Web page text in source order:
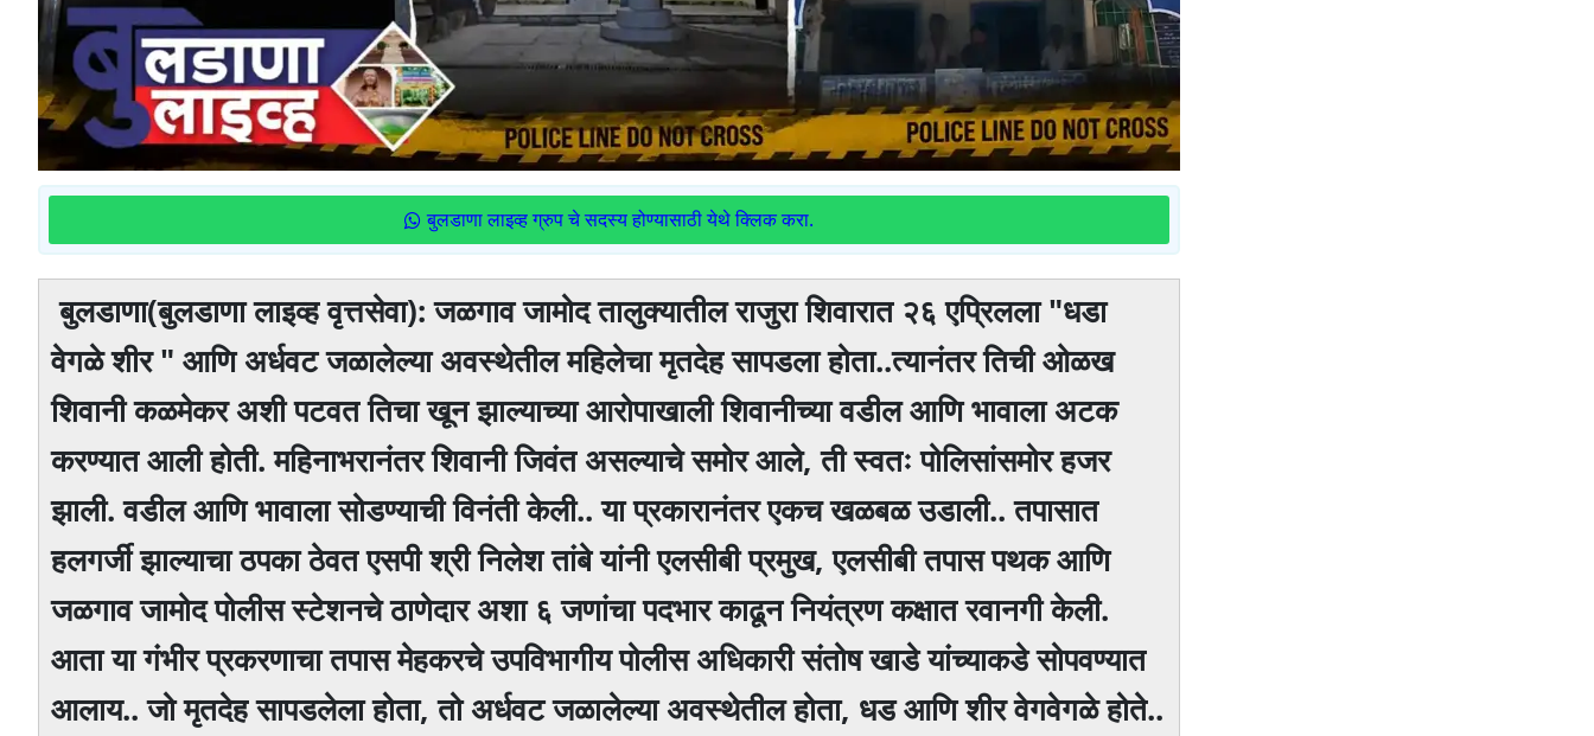
बुलडाणा लाइव्ह ग्रुप चे सदस्य होण्यासाठी येथे क्लिक करा.
बुलडाणा(बुलडाणा लाइव्ह वृत्तसेवा): जळगाव जामोद तालुक्यातील राजुरा शिवारात २६ एप्रिलला "धडा
वेगळे शीर " आणि अर्धवट जळालेल्या अवस्थेतील महिलेचा मृतदेह सापडला होता..त्यानंतर तिची ओळख
शिवानी कळमेकर अशी पटवत तिचा खून झाल्याच्या आरोपाखाली शिवानीच्या वडील आणि भावाला अटक
करण्यात आली होती. महिनाभरानंतर शिवानी जिवंत असल्याचे समोर आले, ती स्वतः पोलिसांसमोर हजर
झाली. वडील आणि भावाला सोडण्याची विनंती केली.. या प्रकारानंतर एकच खळबळ उडाली.. तपासात
हलगर्जी झाल्याचा ठपका ठेवत एसपी श्री निलेश तांबे यांनी एलसीबी प्रमुख, एलसीबी तपास पथक आणि
जळगाव जामोद पोलीस स्टेशनचे ठाणेदार अशा ६ जणांचा पदभार काढून नियंत्रण कक्षात रवानगी केली.
आता या गंभीर प्रकरणाचा तपास मेहकरचे उपविभागीय पोलीस अधिकारी संतोष खाडे यांच्याकडे सोपवण्यात
आलाय.. जो मृतदेह सापडलेला होता, तो अर्धवट जळालेल्या अवस्थेतील होता, धड आणि शीर वेगवेगळे होते..